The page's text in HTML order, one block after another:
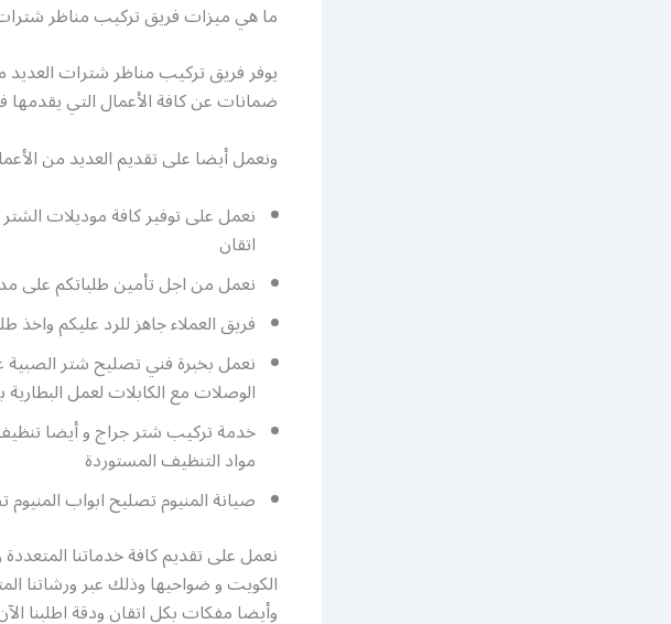
ما هي ميزات فريق تركيب مناظر
يوفر فريق تركيب مناظر شترات العديد
ضمانات عن كافة الأعمال التي
ونعمل أيضا على تقديم العديد من
نعمل على توفير كافة موديلات
اتقان
نعمل من اجل تأمين طلباتكم على مدار 24 ساعة وطيلة أيام
فريق العملاء جاهز للرد عليكم واخذ
نعمل بخبرة فني تصليح شتر الصبية
الوصلات مع الكابلات لعمل
خدمة تركيب شتر جراج و أيضا
مواد التنظيف المستوردة
صيانة المنيوم تصليح ابواب
نعمل على تقديم كافة خدماتنا
الكويت و ضواحيها وذلك عبر ورشاتنا
وأيضا مفكات بكل اتقان ودقة اطلبنا الآن من